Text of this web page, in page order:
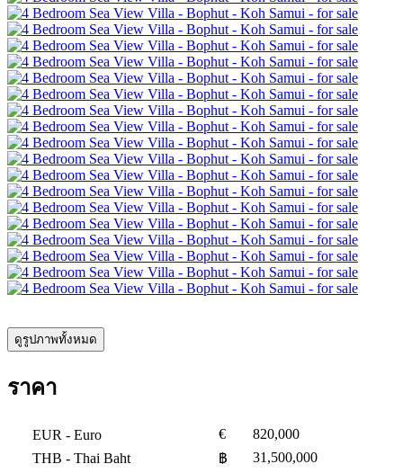
ดูรูปภาพทั้งหมด
ราคา
EUR - Euro €
820,000
THB - Thai Baht ฿
31,500,000